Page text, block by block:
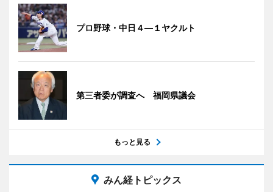
プロ野球・中日４―１ヤクルト
第三者委が調査へ 福岡県議会
もっと見る
みん経トピックス